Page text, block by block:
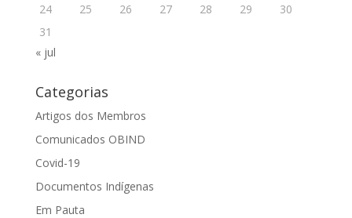
24
25 26 27 28 29
30
31
« jul
Categorias
Artigos dos Membros
Comunicados OBIND
Covid-19
Documentos Indígenas
Em Pauta